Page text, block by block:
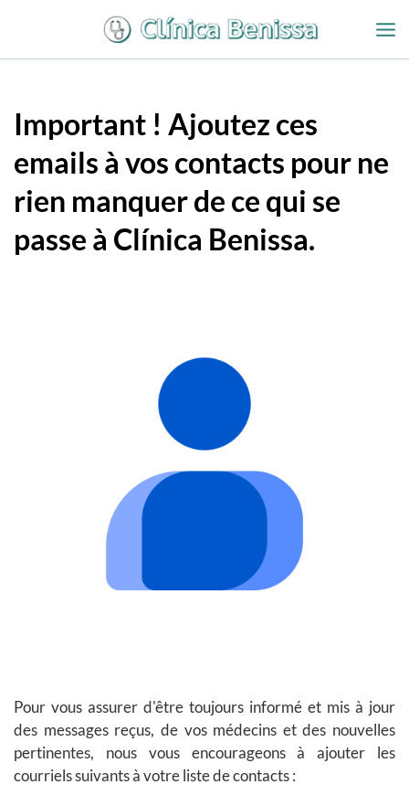
contenu
Important ! Ajoutez ces
emails à vos contacts pour ne
rien manquer de ce qui se
passe à Clínica Benissa.
Pour vous assurer d'être toujours informé et mis à jour
des messages reçus, de vos médecins et des nouvelles
pertinentes, nous vous encourageons à ajouter les
courriels suivants à votre liste de contacts :